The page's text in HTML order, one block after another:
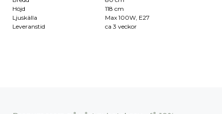
Höjd
118 cm
Ljuskälla
Max 100W, E27
Leveranstid
ca 3 veckor